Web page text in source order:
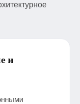
и